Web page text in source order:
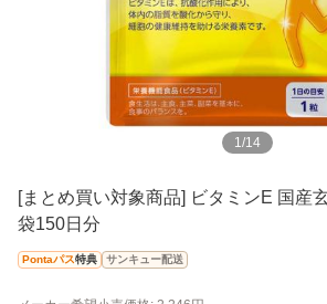
1/14
[まとめ買い対象商品] ビタミンE 国産
袋150日分
Pontaパス特典 サンキュー配送